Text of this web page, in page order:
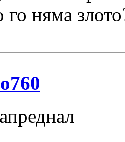
го няма